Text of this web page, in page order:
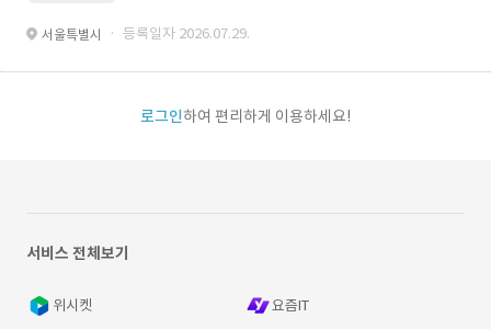
서울특별시 · 등록일자 2026.07.29.
로그인하여 편리하게 이용하세요!
서비스 전체보기
위시켓 요즘IT